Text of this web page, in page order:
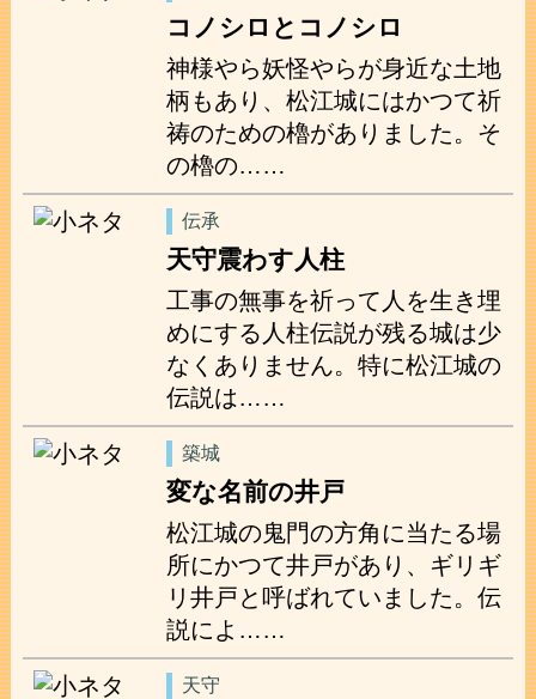
コノシロとコノシロ
神様やら妖怪やらが身近な土地
柄もあり、松江城にはかつて祈
祷のための櫓がありました。そ
の櫓の……
伝承
天守震わす人柱
工事の無事を祈って人を生き埋
めにする人柱伝説が残る城は少
なくありません。特に松江城の
伝説は……
築城
変な名前の井戸
松江城の鬼門の方角に当たる場
所にかつて井戸があり、ギリギ
リ井戸と呼ばれていました。伝
説によ……
天守